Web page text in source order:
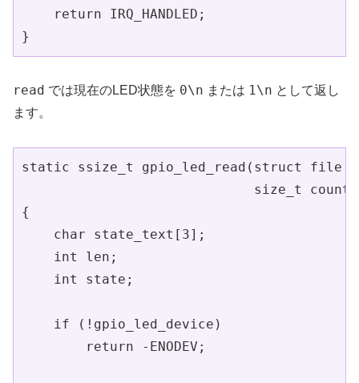
    return IRQ_HANDLED;
}
read では現在のLED状態を 0\n または 1\n として返し
ます。
static ssize_t gpio_led_read(struct file
size_t
{
    char state_text[3];
    int len;
    int state;
    if (!gpio_led_device)
        return -ENODEV;